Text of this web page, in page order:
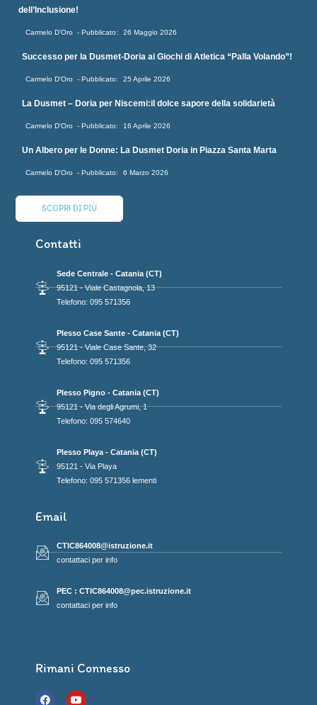
dell’Inclusione!
Carmelo D'Oro 26 Maggio 2026
Successo per la Dusmet-Doria ai Giochi di Atletica “Palla Volando”!
Carmelo D'Oro 25 Aprile 2026
La Dusmet – Doria per Niscemi:il dolce sapore della solidarietà
Carmelo D'Oro 16 Aprile 2026
Un Albero per le Donne: La Dusmet Doria in Piazza Santa Marta
Carmelo D'Oro 6 Marzo 2026
SCOPRI DI PIÙ
Contatti
Sede Centrale - Catania (CT)
95121 - Viale Castagnola, 13
Telefono: 095 571356
Plesso Case Sante - Catania (CT)
95121 - Viale Case Sante, 32
Telefono: 095 571356
Plesso Pigno - Catania (CT)
95121 - Via degli Agrumi, 1
Telefono: 095 574640
Plesso Playa - Catania (CT)
95121 - Via Playa
Telefono: 095 571356 lementi
Email
CTIC864008@istruzione.it
contattaci per info
PEC : CTIC864008@pec.istruzione.it
contattaci per info
Rimani Connesso
F
Y